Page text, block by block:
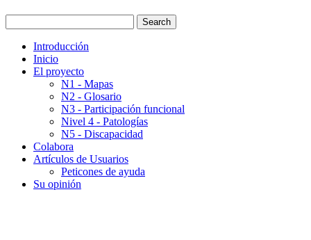
Introducción
Inicio
El proyecto
N1 - Mapas
N2 - Glosario
N3 - Participación funcional
Nivel 4 - Patologías
N5 - Discapacidad
Colabora
Artículos de Usuarios
Peticones de ayuda
Su opinión